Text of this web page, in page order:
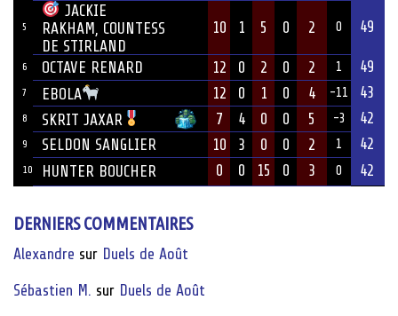
5
JACKIE
RAKHAM, COUNTESS
DE STIRLAND
10 1 5 0 2 0 49
6 OCTAVE RENARD 12 0 2 0 2 1 49
7 EBOLA 12 0 1 0 4 -11 43
8 SKRIT JAXAR 7 4 0 0 5 -3 42
9 SELDON SANGLIER 10 3 0 0 2 1 42
10 HUNTER BOUCHER 0 0 15 0 3 0 42
DERNIERS COMMENTAIRES
Alexandre sur Duels de Août
Sébastien M. sur Duels de Août